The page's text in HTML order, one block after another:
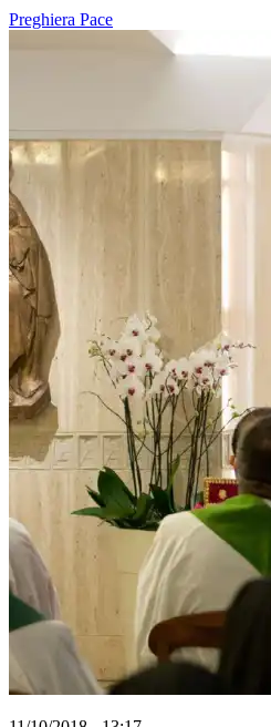
Preghiera Pace